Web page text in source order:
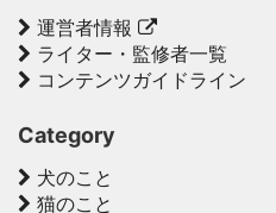
運営者情報
ライター・監修者一覧
コンテンツガイドライン
Category
犬のこと
猫のこと